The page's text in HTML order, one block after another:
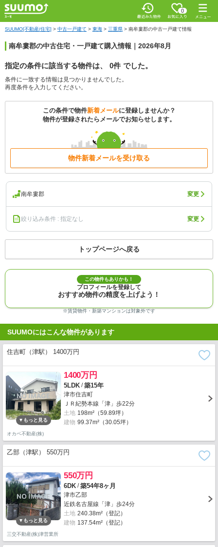
0
SUUMO[不動産/住宅] > 中古一戸建て > 東海 > 三重県 > 南牟婁郡の中古一戸建て情報
南牟婁郡の中古住宅・一戸建て購入情報｜2026年8月
指定の条件に該当する物件は、 0件 でした。
条件に一致する情報は見つかりませんでした。
再度条件を入力してください。
この条件で物件新着メールに登録しませんか？
物件が登録されたらメールでお知らせします。
物件新着メールを受け取る
南牟婁郡 変更
絞り込み条件 : 指定なし 変更
トップページへ戻る
この物件もありかも！
プロフィールを登録して
おすすめ物件の精度を上げよう！
※賃貸物件・新築マンションは対象外です
SUUMOにはこんな物件があります
住吉町（津駅） 1400万円
1400万円
5LDK /築15年
津市住吉町
ＪＲ紀勢本線「津」歩22分
土地 198m²（59.89坪）
建物 99.37m²（30.05坪）
オカベ不動産(株)
乙部（津駅） 550万円
550万円
6DK /築54年8ヶ月
津市乙部
近鉄名古屋線「津」歩24分
土地 240.38m²（登記）
建物 137.54m²（登記）
三交不動産(株)津営業所